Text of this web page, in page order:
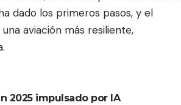
dado los primeros pasos, y el
aviación más resiliente,
2025 impulsado por IA